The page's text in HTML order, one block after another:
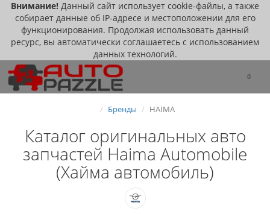
Внимание! Данный сайт использует cookie-файлы, а также
собирает данные об IP-адресе и местоположении для его
функционирования. Продолжая использовать данный
ресурс, вы автоматически соглашаетесь с использованием
данных технологий.
0
Бренды HAIMA
Каталог оригинальных авто
запчастей Haima Automobile
(Хайма автомобиль)